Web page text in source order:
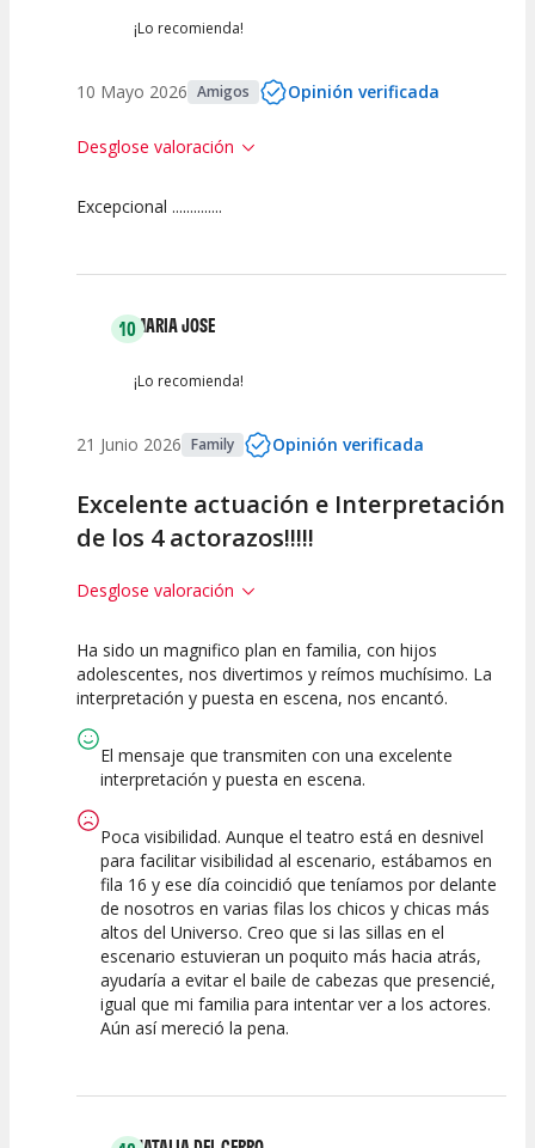
¡Lo recomienda!
10 Mayo 2026 Amigos Opinión verificada
Desglose valoración
10
Espectáculo
10
Escena
artística
Excepcional ..............
10MARIA JOSE
¡Lo recomienda!
21 Junio 2026 Family Opinión verificada
Excelente actuación e Interpretación
de los 4 actorazos!!!!!
Desglose valoración
10
Calidad del
10
Puesta en
10
Interpretación
Ha sido un magnifico plan en familia, con hijos
adolescentes, nos divertimos y reímos muchísimo. La
interpretación y puesta en escena, nos encantó.
El mensaje que transmiten con una excelente
interpretación y puesta en escena.
Poca visibilidad. Aunque el teatro está en desnivel
para facilitar visibilidad al escenario, estábamos en
fila 16 y ese día coincidió que teníamos por delante
de nosotros en varias filas los chicos y chicas más
altos del Universo. Creo que si las sillas en el
escenario estuvieran un poquito más hacia atrás,
ayudaría a evitar el baile de cabezas que presencié,
igual que mi familia para intentar ver a los actores.
Aún así mereció la pena.